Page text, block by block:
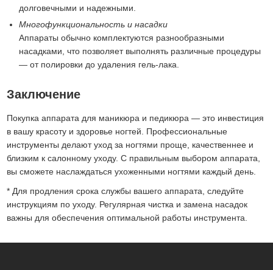
долговечными и надежными.
Многофункциональность и насадки
Аппараты обычно комплектуются разнообразными
насадками, что позволяет выполнять различные процедуры
— от полировки до удаления гель-лака.
Заключение
Покупка аппарата для маникюра и педикюра — это инвестиция
в вашу красоту и здоровье ногтей. Профессиональные
инструменты делают уход за ногтями проще, качественнее и
близким к салонному уходу. С правильным выбором аппарата,
вы сможете наслаждаться ухоженными ногтями каждый день.
* Для продления срока службы вашего аппарата, следуйте
инструкциям по уходу. Регулярная чистка и замена насадок
важны для обеспечения оптимальной работы инструмента.